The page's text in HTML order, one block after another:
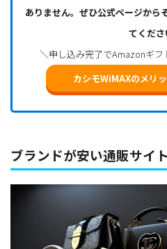
ありません。ぜひ公式ページから
てくださ
＼申し込み完了でAmazonギ
カシモWiMAXのメリ
ブランドが安い通販サイ